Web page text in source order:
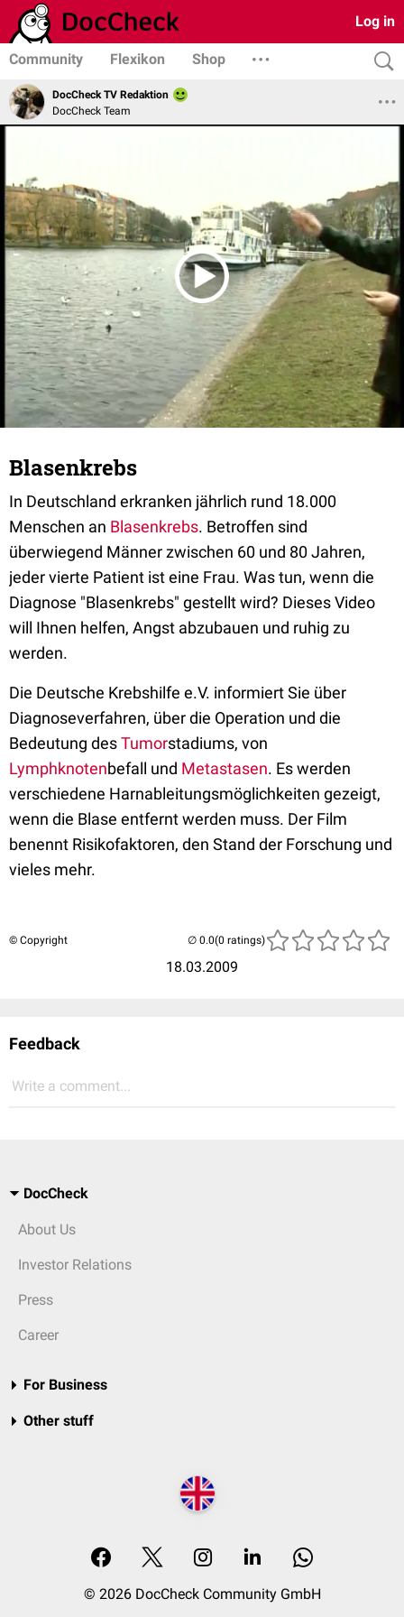
Log in
Community Flexikon Shop
DocCheck TV Redaktion
DocCheck Team
Blasenkrebs
In Deutschland erkranken jährlich rund 18.000
Menschen an Blasenkrebs. Betroffen sind
überwiegend Männer zwischen 60 und 80 Jahren,
jeder vierte Patient ist eine Frau. Was tun, wenn die
Diagnose "Blasenkrebs" gestellt wird? Dieses Video
will Ihnen helfen, Angst abzubauen und ruhig zu
werden.
Die Deutsche Krebshilfe e.V. informiert Sie über
Diagnoseverfahren, über die Operation und die
Bedeutung desTumorstadiums, von
Lymphknotenbefall und Metastasen. Es werden
verschiedene Harnableitungsmöglichkeiten gezeigt,
wenn die Blase entfernt werden muss. Der Film
benennt Risikofaktoren, den Stand der Forschung und
vieles mehr.
© Copyright
18.03.2009
(0 ratings)
Feedback
Write a comment...
DocCheck
About Us
Investor Relations
Press
Career
For Business
Other stuff
© 2026 DocCheck Community GmbH